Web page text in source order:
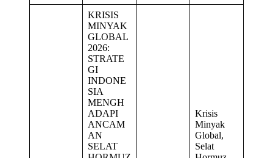
KRISIS
MINYAK
GLOBAL
2026:
STRATE
GI
INDONE
SIA
MENGH
ADAPI
ANCAM
AN
SELAT
Krisis
Minyak
Global,
Selat